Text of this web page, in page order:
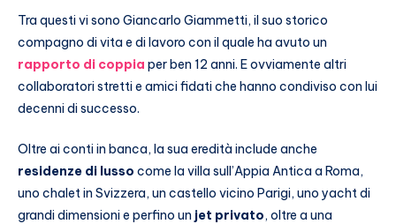
Tra questi vi sono Giancarlo Giammetti, il suo storico
compagno di vita e di lavoro con il quale ha avuto un
rapporto di coppia per ben 12 anni. E ovviamente altri
collaboratori stretti e amici fidati che hanno condiviso con lui
decenni di successo.
Oltre ai conti in banca, la sua eredità include anche
residenze di lusso come la villa sull’Appia Antica a Roma,
uno chalet in Svizzera, un castello vicino Parigi, uno yacht di
grandi dimensioni e perfino un jet privato, oltre a una